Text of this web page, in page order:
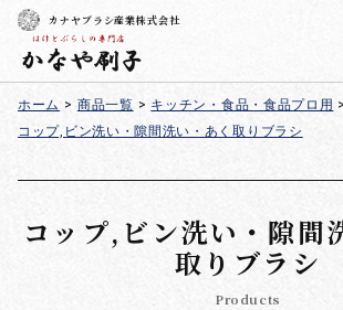
カナヤブラシ産業株式会社
ホーム > 商品一覧 > キッチン・食品・食品プロ用 >
コップ,ビン洗い・隙間洗い・あく取りブラシ
コップ,ビン洗い・隙間
取りブラシ
Products